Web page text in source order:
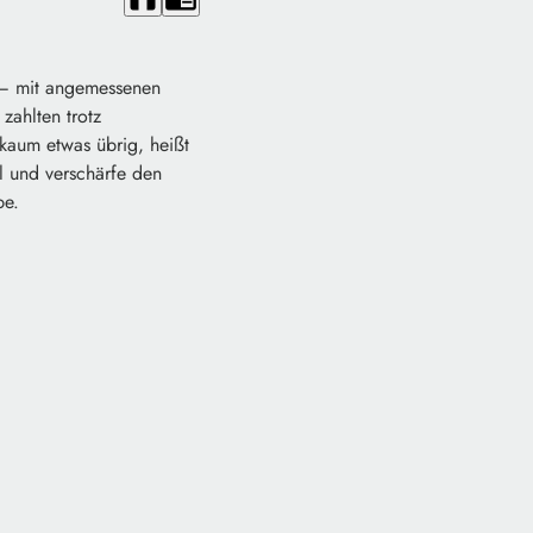
mit angemessenen
trotz
etwas übrig, heißt
und verschärfe den